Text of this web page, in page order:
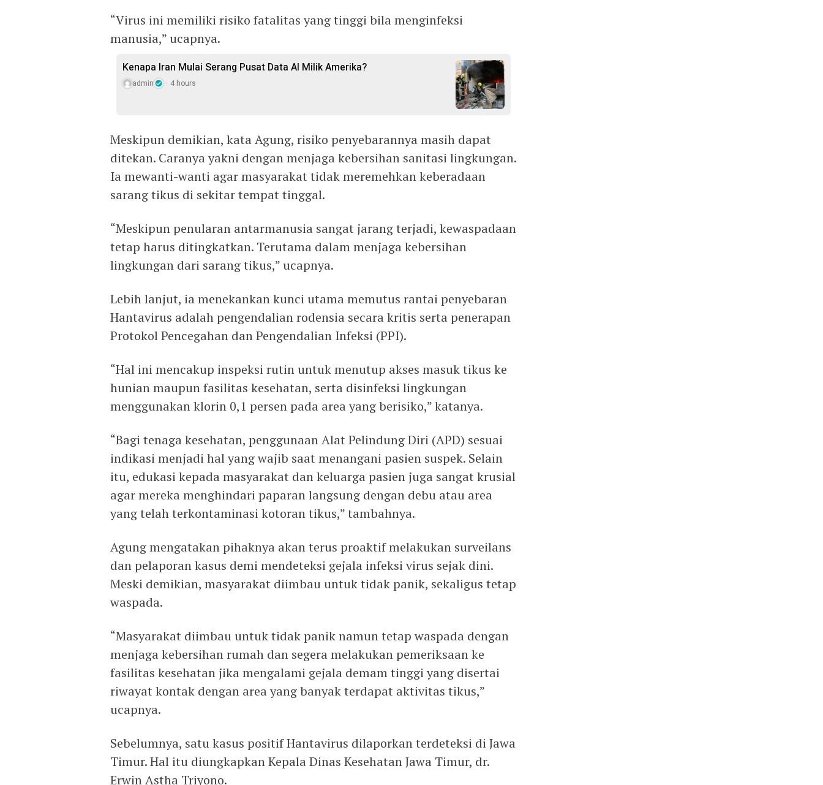
“Virus ini memiliki risiko fatalitas yang tinggi bila menginfeksi
manusia,” ucapnya.
Kenapa Iran Mulai Serang Pusat Data AI Milik Amerika?
admin 4 hours
Meskipun demikian, kata Agung, risiko penyebarannya masih dapat
ditekan. Caranya yakni dengan menjaga kebersihan sanitasi lingkungan.
Ia mewanti-wanti agar masyarakat tidak meremehkan keberadaan
sarang tikus di sekitar tempat tinggal.
“Meskipun penularan antarmanusia sangat jarang terjadi, kewaspadaan
tetap harus ditingkatkan. Terutama dalam menjaga kebersihan
lingkungan dari sarang tikus,” ucapnya.
Lebih lanjut, ia menekankan kunci utama memutus rantai penyebaran
Hantavirus adalah pengendalian rodensia secara kritis serta penerapan
Protokol Pencegahan dan Pengendalian Infeksi (PPI).
“Hal ini mencakup inspeksi rutin untuk menutup akses masuk tikus ke
hunian maupun fasilitas kesehatan, serta disinfeksi lingkungan
menggunakan klorin 0,1 persen pada area yang berisiko,” katanya.
“Bagi tenaga kesehatan, penggunaan Alat Pelindung Diri (APD) sesuai
indikasi menjadi hal yang wajib saat menangani pasien suspek. Selain
itu, edukasi kepada masyarakat dan keluarga pasien juga sangat krusial
agar mereka menghindari paparan langsung dengan debu atau area
yang telah terkontaminasi kotoran tikus,” tambahnya.
Agung mengatakan pihaknya akan terus proaktif melakukan surveilans
dan pelaporan kasus demi mendeteksi gejala infeksi virus sejak dini.
Meski demikian, masyarakat diimbau untuk tidak panik, sekaligus tetap
waspada.
“Masyarakat diimbau untuk tidak panik namun tetap waspada dengan
menjaga kebersihan rumah dan segera melakukan pemeriksaan ke
fasilitas kesehatan jika mengalami gejala demam tinggi yang disertai
riwayat kontak dengan area yang banyak terdapat aktivitas tikus,”
ucapnya.
Sebelumnya, satu kasus positif Hantavirus dilaporkan terdeteksi di Jawa
Timur. Hal itu diungkapkan Kepala Dinas Kesehatan Jawa Timur, dr.
Erwin Astha Triyono.